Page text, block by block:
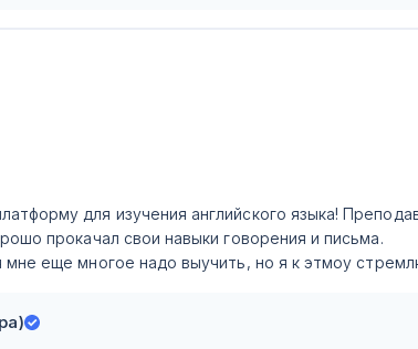
для изучения английского языка!
прокачал свои навыки говорения и письма.
мне еще многое надо выучить, но я к этмоу